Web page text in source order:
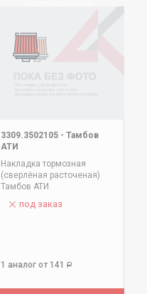
3309.3502105 - Тамбов
АТИ
Накладка тормозная
(сверлёная расточеная)
Тамбов АТИ
под заказ
1 аналог от 141 Р